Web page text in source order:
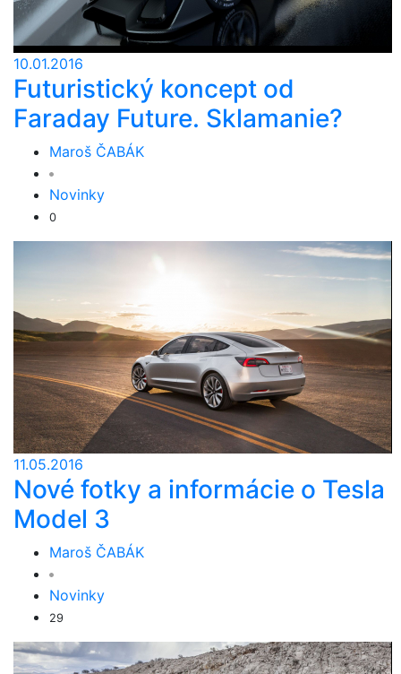
10.01.2016
Futuristický koncept od
Faraday Future. Sklamanie?
Maroš ČABÁK
Novinky
0
11.05.2016
Nové fotky a informácie o Tesla
Model 3
Maroš ČABÁK
Novinky
29